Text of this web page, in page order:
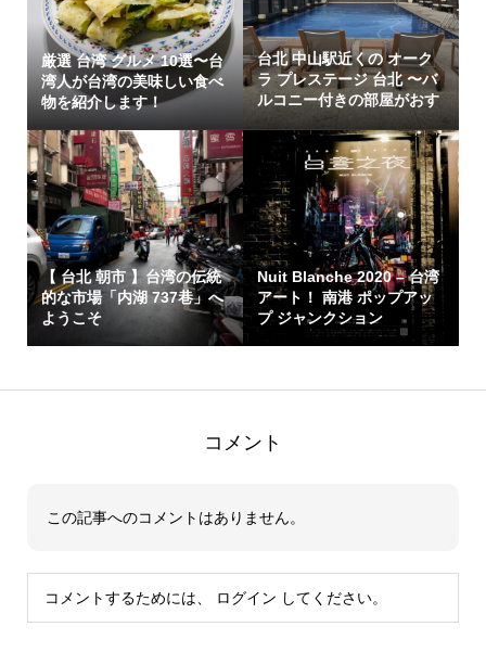
厳選 台湾 グルメ 10選〜台
湾人が台湾の美味しい食べ
物を紹介します！
台北 中山駅近くの オーク
ラ プレステージ 台北 〜バ
ルコニー付きの部屋がおす
すめ
【 台北 朝市 】台湾の伝統
的な市場「内湖 737巷」へ
ようこそ
Nuit Blanche 2020 – 台湾
アート！ 南港 ポップアッ
プ ジャンクション
コメント
この記事へのコメントはありません。
コメントするためには、 ログイン してください。